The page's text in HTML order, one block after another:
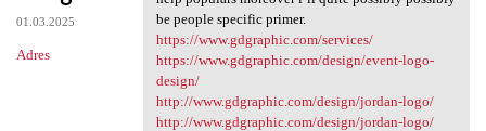
01.03.2025
Adres
be people specific primer.
https://www.gdgraphic.com/services/
https://www.gdgraphic.com/design/event-logo-
design/
http://www.gdgraphic.com/design/jordan-logo/
http://www.gdgraphic.com/design/jordan-logo/